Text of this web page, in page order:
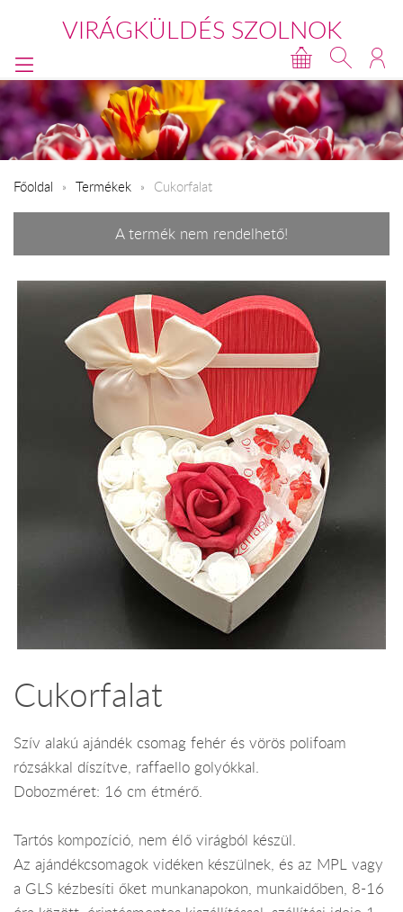
VIRÁGKÜLDÉS SZOLNOK
Főoldal Termékek Cukorfalat
A termék nem rendelhető!
Cukorfalat
Szív alakú ajándék csomag fehér és vörös polifoam
rózsákkal díszítve, raffaello golyókkal.
Dobozméret: 16 cm étmérő.
Tartós kompozíció, nem élő virágból készül.
Az ajándékcsomagok vidéken készülnek, és az MPL vagy
a GLS kézbesíti őket munkanapokon, munkaidőben, 8-16